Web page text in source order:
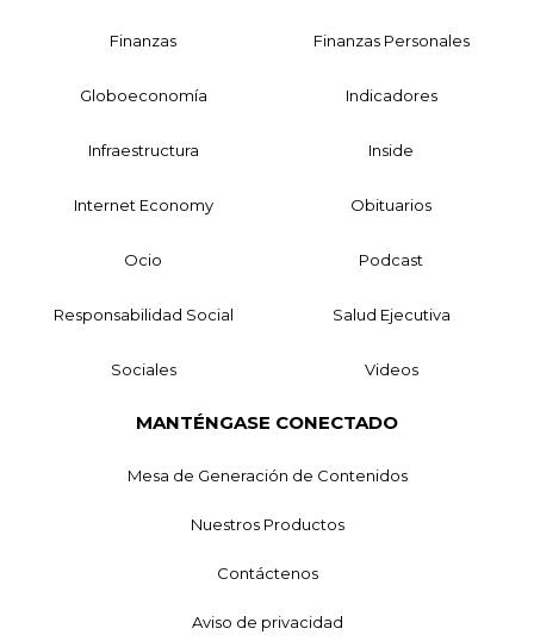
Finanzas Finanzas Personales
Globoeconomía Indicadores
Infraestructura Inside
Internet Economy Obituarios
Ocio Podcast
Responsabilidad Social Salud Ejecutiva
Sociales Videos
MANTÉNGASE CONECTADO
Mesa de Generación de Contenidos
Nuestros Productos
Contáctenos
Aviso de privacidad